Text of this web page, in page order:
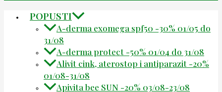
POPUSTI
A-derma exomega spf50 -30% 01/05 do
31/08
A-derma protect -50% 01/04 do 31/08
Alivit cink, aterostop i antiparazit -20%
01/08-31/08
Apivita bee SUN -20% 03/08-23/08